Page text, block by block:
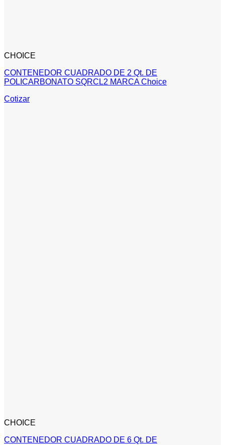
CHOICE
CONTENEDOR CUADRADO DE 2 Qt. DE
POLICARBONATO SQRCL2 MARCA Choice
Cotizar
CHOICE
CONTENEDOR CUADRADO DE 6 Qt. DE